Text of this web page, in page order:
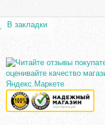
В закладки